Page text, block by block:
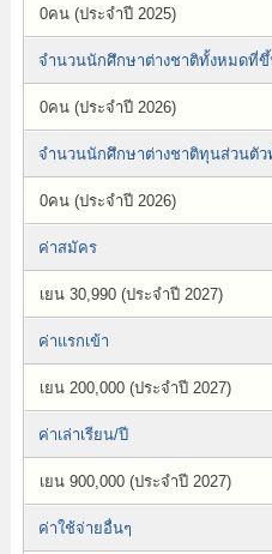
0คน (ประจำปี 2025)
จำนวนนักศึกษาต่างชาติทั้งหมดที่ขึ้
0คน (ประจำปี 2026)
จำนวนนักศึกษาต่างชาติทุนส่วนตั
0คน (ประจำปี 2026)
ค่าสมัคร
เยน 30,990 (ประจำปี 2027)
ค่าแรกเข้า
เยน 200,000 (ประจำปี 2027)
ค่าเล่าเรียน/ปี
เยน 900,000 (ประจำปี 2027)
ค่าใช้จ่ายอื่นๆ